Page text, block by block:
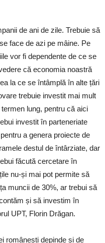
de ani de zile. Trebuie să
face de azi pe mâine. Pe
vor fi dependente de ce se
că economia noastră
la ce se întâmplă în alte țări
trebuie investit mai mult
lung, pentru că aici
investit în parteneriate
a genera proiecte de
destul de întârziate, dar
făcută cercetare în
nu-și mai pot permite să
muncii de 30%, ar trebui să
și să investim în
UPT, Florin Drăgan.
românești depinde și de